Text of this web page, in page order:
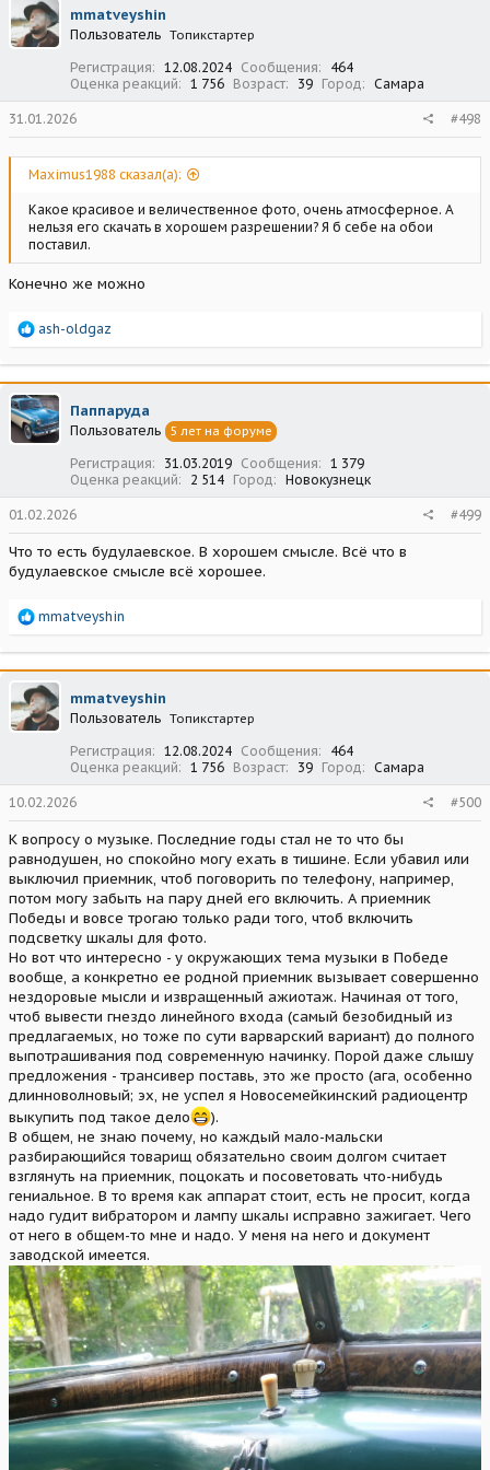
и
и
mmatveyshin
Пользователь Топикстартер
Регистрация 12.08.2024 Сообщения
464
Оценка реакций
1 756 Возраст 39 Город Самара
31.01.2026 #498
Maximus1988 сказал(а):
Какое красивое и величественное фото, очень атмосферное. А
нельзя его скачать в хорошем разрешении? Я б себе на обои
поставил.
Конечно же можно
Р
а
к
ц
и
и
ash-oldgaz
Паппаруда
Пользователь 5 лет на форуме
Регистрация 31.03.2019 Сообщения
1 379
Оценка реакций
2 514 Город Новокузнецк
01.02.2026 #499
Что то есть будулаевское. В хорошем смысле. Всё что в
будулаевское смысле всё хорошее.
Р
а
к
ц
и
и
mmatveyshin
mmatveyshin
Пользователь Топикстартер
Регистрация 12.08.2024 Сообщения
464
Оценка реакций
1 756 Возраст 39 Город Самара
10.02.2026 #500
К вопросу о музыке. Последние годы стал не то что бы
равнодушен, но спокойно могу ехать в тишине. Если убавил или
выключил приемник, чтоб поговорить по телефону, например,
потом могу забыть на пару дней его включить. А приемник
Победы и вовсе трогаю только ради того, чтоб включить
подсветку шкалы для фото.
Но вот что интересно - у окружающих тема музыки в Победе
вообще, а конкретно ее родной приемник вызывает совершенно
нездоровые мысли и извращенный ажиотаж. Начиная от того,
чтоб вывести гнездо линейного входа (самый безобидный из
предлагаемых, но тоже по сути варварский вариант) до полного
выпотрашивания под современную начинку. Порой даже слышу
предложения - трансивер поставь, это же просто (ага, особенно
длинноволновый; эх, не успел я Новосемейкинский радиоцентр
выкупить под такое дело
).
В общем, не знаю почему, но каждый мало-мальски
разбирающийся товарищ обязательно своим долгом считает
взглянуть на приемник, поцокать и посоветовать что-нибудь
гениальное. В то время как аппарат стоит, есть не просит, когда
надо гудит вибратором и лампу шкалы исправно зажигает. Чего
от него в общем-то мне и надо. У меня на него и документ
заводской имеется.